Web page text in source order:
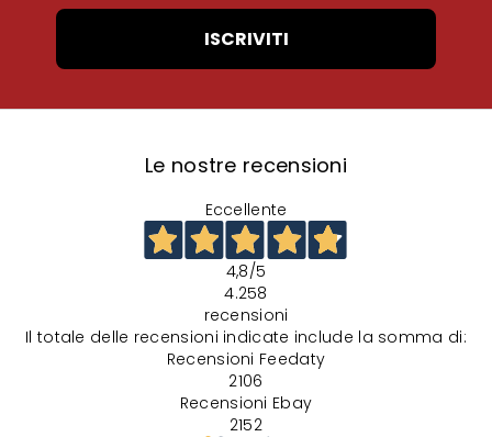
ISCRIVITI
Le nostre recensioni
Eccellente
4,8/5
4.258
recensioni
Il totale delle recensioni indicate include la somma di:
Recensioni Feedaty
2106
Recensioni Ebay
2152